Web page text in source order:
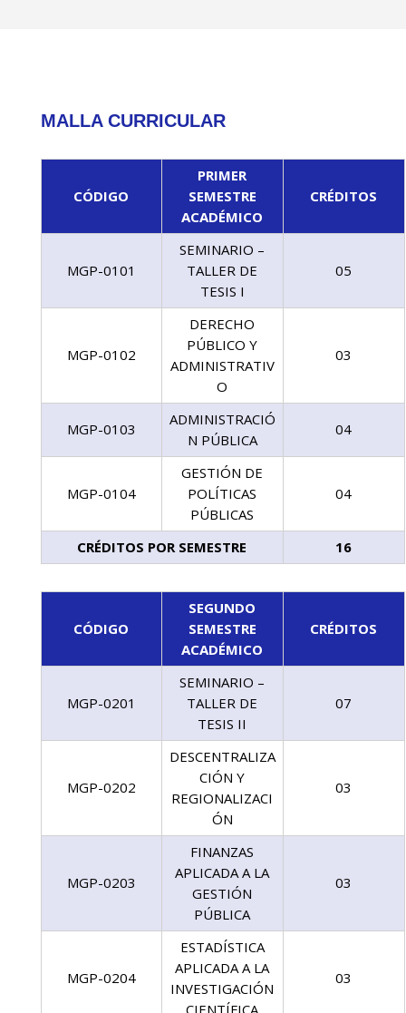
MALLA CURRICULAR
CÓDIGO
PRIMER
SEMESTRE
ACADÉMICO
CRÉDITOS
MGP-0101
SEMINARIO –
TALLER DE
TESIS I
05
MGP-0102
DERECHO
PÚBLICO Y
ADMINISTRATIV
O
03
MGP-0103
ADMINISTRACIÓ
N PÚBLICA
04
MGP-0104
GESTIÓN DE
POLÍTICAS
PÚBLICAS
04
CRÉDITOS POR SEMESTRE 16
CÓDIGO
SEGUNDO
SEMESTRE
ACADÉMICO
CRÉDITOS
MGP-0201
SEMINARIO –
TALLER DE
TESIS II
07
MGP-0202
DESCENTRALIZA
CIÓN Y
REGIONALIZACI
ÓN
03
MGP-0203
FINANZAS
APLICADA A LA
GESTIÓN
PÚBLICA
03
MGP-0204
ESTADÍSTICA
APLICADA A LA
INVESTIGACIÓN
CIENTÍFICA
03